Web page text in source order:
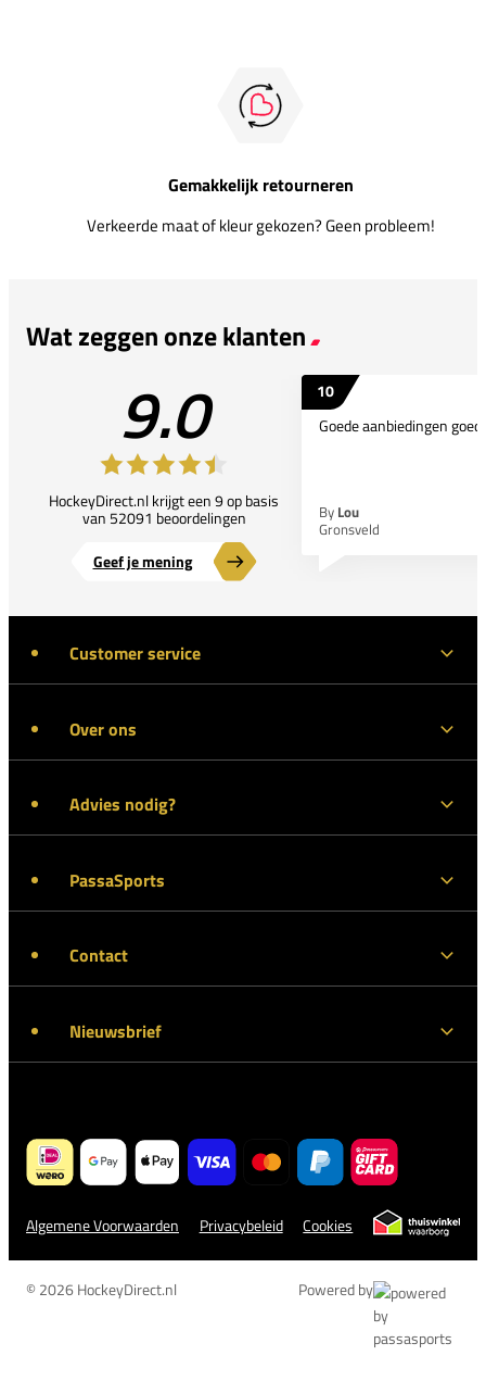
Gemakkelijk retourneren
Verkeerde maat of kleur gekozen? Geen probleem!
Wat zeggen onze klanten
9.0
HockeyDirect.nl krijgt een 9 op basis
van 52091 beoordelingen
Geef je mening
10
Goede aanbiedingen
By Lou
Gronsveld
Customer service
Over ons
Advies nodig?
PassaSports
Contact
Nieuwsbrief
Algemene Voorwaarden Privacybeleid Cookies
© 2026 HockeyDirect.nl Powered by